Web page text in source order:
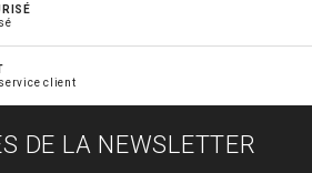
client
DE LA NEWSLETTER